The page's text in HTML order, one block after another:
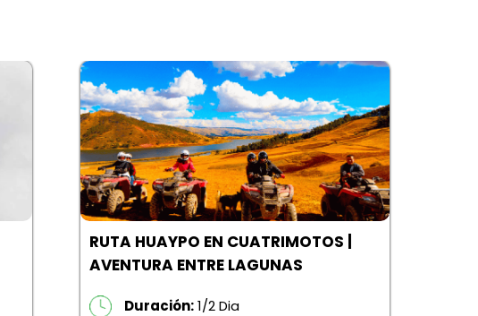
RUTA HUAYPO EN CUATRIMOTOS |
AVENTURA ENTRE LAGUNAS
Duración:1/2 Dia